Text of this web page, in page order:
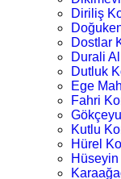
Diriliş
Dostlar
Durali
Dutluk
Ege
Fahri
Kutlu
Hürel